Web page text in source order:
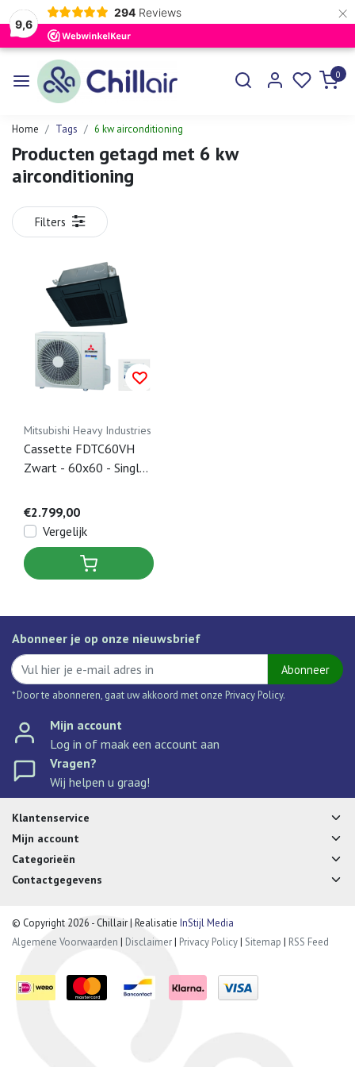
9,6
294 Reviews ×
0
Home Tags 6 kw airconditioning
Producten getagd met 6 kw
airconditioning
Filters
Mitsubishi Heavy Industries
Cassette FDTC60VH
Zwart - 60x60 - Single-
Bedrade bediening - 6kW
€2.799,00
Vergelijk
Abonneer je op onze nieuwsbrief
Abonneer
* Door te abonneren, gaat uw akkoord met onze Privacy Policy.
Mijn account
Log in of maak een account aan
Vragen?
Wij helpen u graag!
Klantenservice
Mijn account
Categorieën
Contactgegevens
© Copyright 2026 - Chillair | Realisatie InStijl Media
Algemene Voorwaarden | Disclaimer| Privacy Policy| Sitemap | RSS Feed